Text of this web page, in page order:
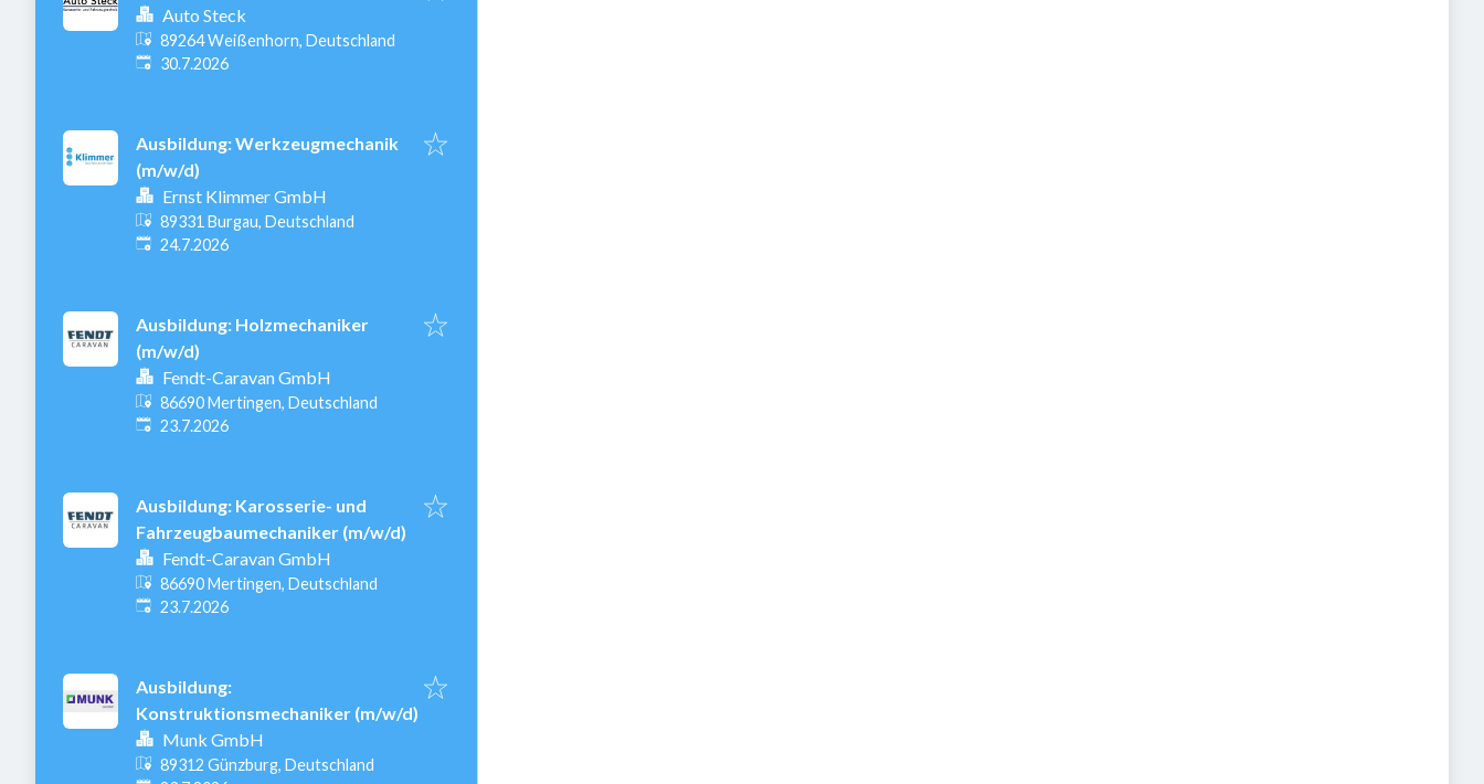
Auto Steck
89264 Weißenhorn, Deutschland
Veröffentlicht
30.7.2026
Ausbildung: Werkzeugmechanik
(m/w/d)
Ernst Klimmer GmbH
89331 Burgau, Deutschland
Veröffentlicht
24.7.2026
Ausbildung: Holzmechaniker
(m/w/d)
Fendt-Caravan GmbH
86690 Mertingen, Deutschland
Veröffentlicht
23.7.2026
Ausbildung: Karosserie- und
Fahrzeugbaumechaniker (m/w/d)
Fendt-Caravan GmbH
86690 Mertingen, Deutschland
Veröffentlicht
23.7.2026
Ausbildung:
Konstruktionsmechaniker (m/w/d)
Munk GmbH
89312 Günzburg, Deutschland